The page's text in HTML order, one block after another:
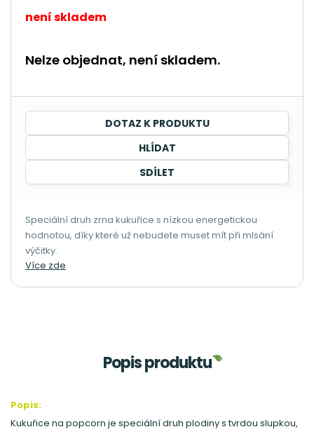
není skladem
Nelze objednat, není skladem.
DOTAZ K PRODUKTU
HLÍDAT
SDÍLET
Speciální druh zrna kukuřice s nízkou energetickou
hodnotou, díky které už nebudete muset mít při mlsání
výčitky.
Více zde
Popis produktu
Popis:
Kukuřice na popcorn je speciální druh plodiny s tvrdou slupkou,